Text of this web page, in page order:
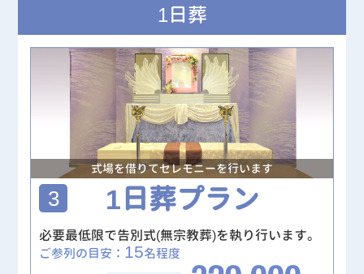
1日葬
式場を借りてセレモニーを行います
3 1日葬プラン
必要最低限で告別式(無宗教葬)を執り行います。
ご参列の目安： 15名程度